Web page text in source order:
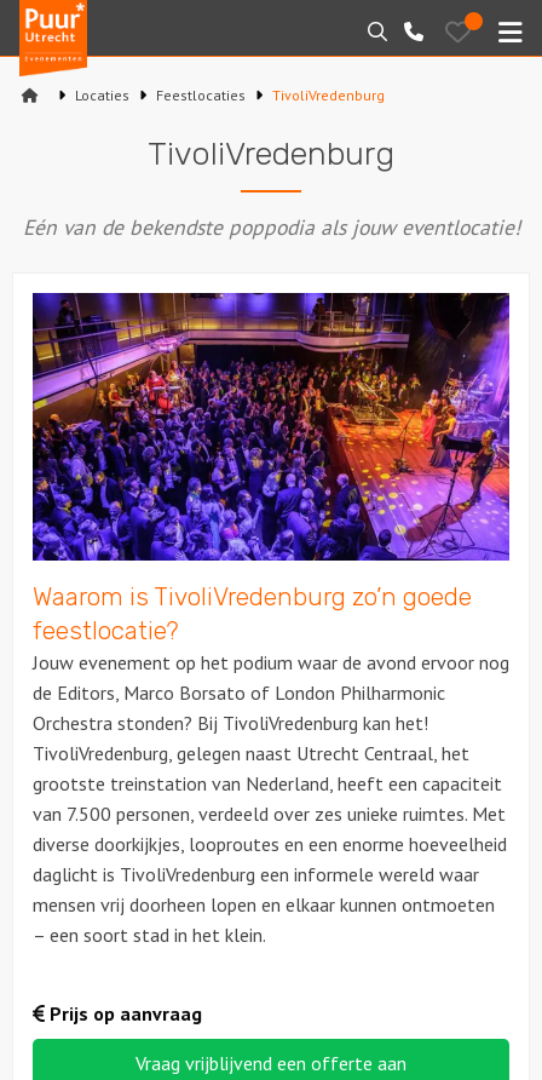
Puur*
Utrecht
bedrijfsuitjes
Zoeken
030-
2145099
Bewaarde
uitjes
Varen
Sport en spel
Workshops
Rondleidingen
Locaties
Feesten
Locaties Feestlocaties TivoliVredenburg
TivoliVredenburg
Eén van de bekendste poppodia als jouw eventlocatie!
Waarom is TivoliVredenburg zo’n goede
feestlocatie?
Jouw evenement op het podium waar de avond ervoor nog
de Editors, Marco Borsato of London Philharmonic
Orchestra stonden? Bij TivoliVredenburg kan het!
TivoliVredenburg, gelegen naast Utrecht Centraal, het
grootste treinstation van Nederland, heeft een capaciteit
van 7.500 personen, verdeeld over zes unieke ruimtes. Met
diverse doorkijkjes, looproutes en een enorme hoeveelheid
daglicht is TivoliVredenburg een informele wereld waar
mensen vrij doorheen lopen en elkaar kunnen ontmoeten
– een soort stad in het klein.
Vraag vrijblijvend een offerte aan
Prijs op aanvraag